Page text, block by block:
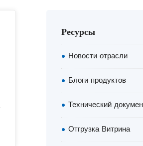
Ресурсы
Новости отрасли
Блоги продуктов
Технический
Отгрузка Витрина